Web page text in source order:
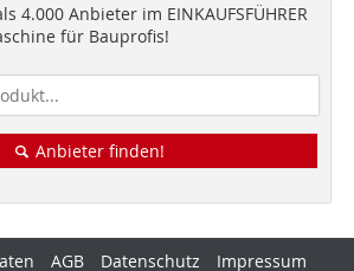
4.000 Anbieter im EINKAUFSFÜHRER
für Bauprofis!
Anbieter finden!
AGB Datenschutz Impressum